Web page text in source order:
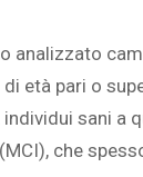
analizzato
età pari o
sani a
che